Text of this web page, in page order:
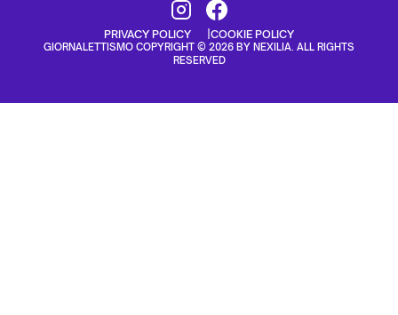
PRIVACY POLICY COOKIE POLICY
GIORNALETTISMO COPYRIGHT © 2026 BY NEXILIA. ALL RIGHTS
RESERVED